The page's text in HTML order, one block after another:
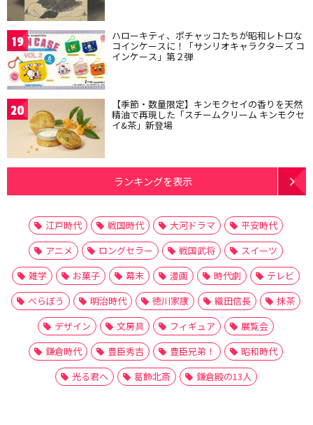
19 ハローキティ、ポチャッコたちが昭和レトロな
コインケースに！「サンリオキャラクターズ コ
インケース」第２弾
20 【季節・数量限定】キンモクセイの香りを天然
精油で再現した「スチームクリーム キンモクセ
イ&茶」新登場
ランキングを表示
江戸時代 戦国時代 大河ドラマ
平安時代
アニメ
ロングセラー 戦国武将
スイーツ
雑学
お菓子 幕末 漫画 時代劇
テレビ
べらぼう
明治時代 徳川家康 織田信長
抹茶
デザイン
文房具 フィギュア
展覧会
鎌倉時代
豊臣秀吉 豊臣兄弟！
昭和時代
光る君へ
葛飾北斎 鎌倉殿の13人